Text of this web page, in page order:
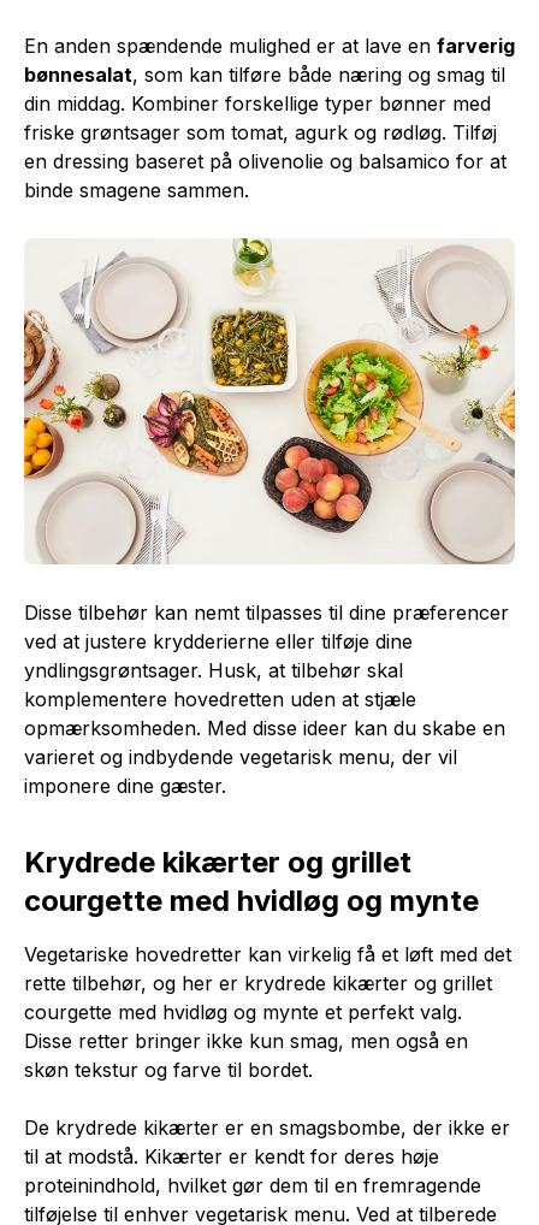
En anden spændende mulighed er at lave en farverig
bønnesalat, som kan tilføre både næring og smag til
din middag. Kombiner forskellige typer bønner med
friske grøntsager som tomat, agurk og rødløg. Tilføj
en dressing baseret på olivenolie og balsamico for at
binde smagene sammen.
Disse tilbehør kan nemt tilpasses til dine præferencer
ved at justere krydderierne eller tilføje dine
yndlingsgrøntsager. Husk, at tilbehør skal
komplementere hovedretten uden at stjæle
opmærksomheden. Med disse ideer kan du skabe en
varieret og indbydende vegetarisk menu, der vil
imponere dine gæster.
Krydrede kikærter og grillet
courgette med hvidløg og mynte
Vegetariske hovedretter kan virkelig få et løft med det
rette tilbehør, og her er krydrede kikærter og grillet
courgette med hvidløg og mynte et perfekt valg.
Disse retter bringer ikke kun smag, men også en
skøn tekstur og farve til bordet.
De krydrede kikærter er en smagsbombe, der ikke er
til at modstå. Kikærter er kendt for deres høje
proteinindhold, hvilket gør dem til en fremragende
tilføjelse til enhver vegetarisk menu. Ved at tilberede